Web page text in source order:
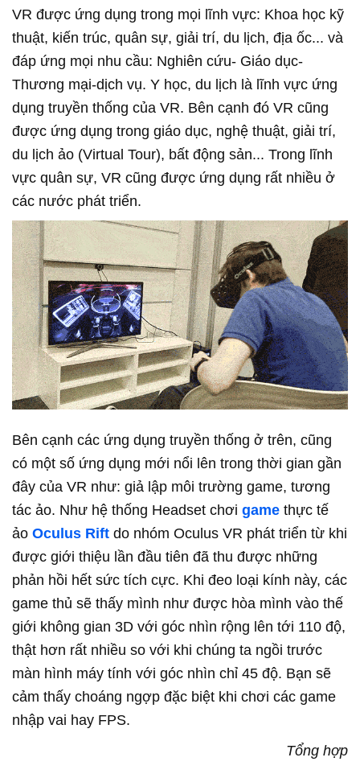
VR được ứng dụng trong mọi lĩnh vực: Khoa học kỹ
thuật, kiến trúc, quân sự, giải trí, du lịch, địa ốc... và
đáp ứng mọi nhu cầu: Nghiên cứu- Giáo dục-
Thương mại-dịch vụ. Y học, du lịch là lĩnh vực ứng
dụng truyền thống của VR. Bên cạnh đó VR cũng
được ứng dụng trong giáo dục, nghệ thuật, giải trí,
du lịch ảo (Virtual Tour), bất động sản... Trong lĩnh
vực quân sự, VR cũng được ứng dụng rất nhiều ở
các nước phát triển.
Bên cạnh các ứng dụng truyền thống ở trên, cũng
có một số ứng dụng mới nổi lên trong thời gian gần
đây của VR như: giả lập môi trường game, tương
tác ảo. Như hệ thống Headset chơi game thực tế
ảo Oculus Rift do nhóm Oculus VR phát triển từ khi
được giới thiệu lần đầu tiên đã thu được những
phản hồi hết sức tích cực. Khi đeo loại kính này, các
game thủ sẽ thấy mình như được hòa mình vào thế
giới không gian 3D với góc nhìn rộng lên tới 110 độ,
thật hơn rất nhiều so với khi chúng ta ngồi trước
màn hình máy tính với góc nhìn chỉ 45 độ. Bạn sẽ
cảm thấy choáng ngợp đặc biệt khi chơi các game
nhập vai hay FPS.
Tổng hợp